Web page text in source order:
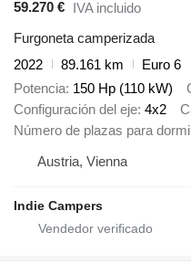
59.270 € IVA incluido
Furgoneta camperizada
2022
89.161 km
Euro 6
Potencia 150 Hp (110 kW)
Configuración del eje 4x2
Número de plazas para
Austria, Vienna
Indie Campers